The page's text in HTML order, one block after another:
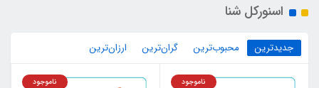
اسنورکل شنا
جدیدترین محبوب‌ترین گران‌ترین ارزان‌ترین
ناموجود ناموجود